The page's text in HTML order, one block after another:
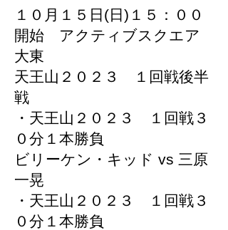
１０月１５日(日)１５：００
開始 アクティブスクエア
大東
天王山２０２３ １回戦後半
戦
・天王山２０２３ １回戦３
０分１本勝負
ビリーケン・キッド vs 三原
一晃
・天王山２０２３ １回戦３
０分１本勝負